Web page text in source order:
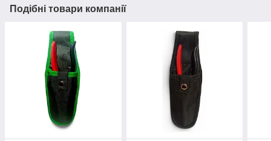
Подібні товари компанії